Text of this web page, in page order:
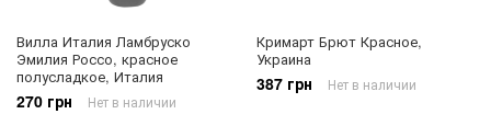
Вилла Италия Ламбруско
Эмилия Россо, красное
полусладкое, Италия
270 грн Нет в наличии
Кримарт Брют Красное,
Украина
387 грн Нет в наличии